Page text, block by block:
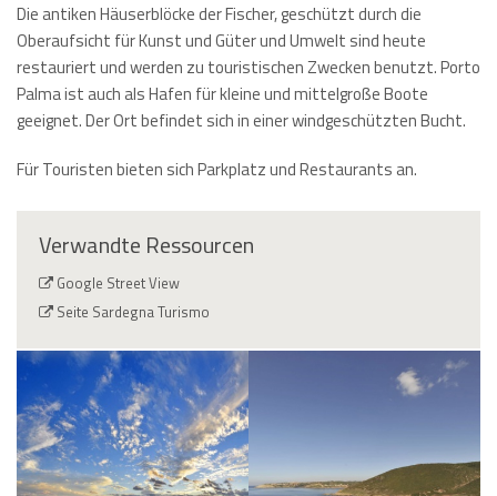
Die antiken Häuserblöcke der Fischer, geschützt durch die
Oberaufsicht für Kunst und Güter und Umwelt sind heute
restauriert und werden zu touristischen Zwecken benutzt. Porto
Palma ist auch als Hafen für kleine und mittelgroße Boote
geeignet. Der Ort befindet sich in einer windgeschützten Bucht.
Für Touristen bieten sich Parkplatz und Restaurants an.
Verwandte Ressourcen
Google Street View
Seite Sardegna Turismo